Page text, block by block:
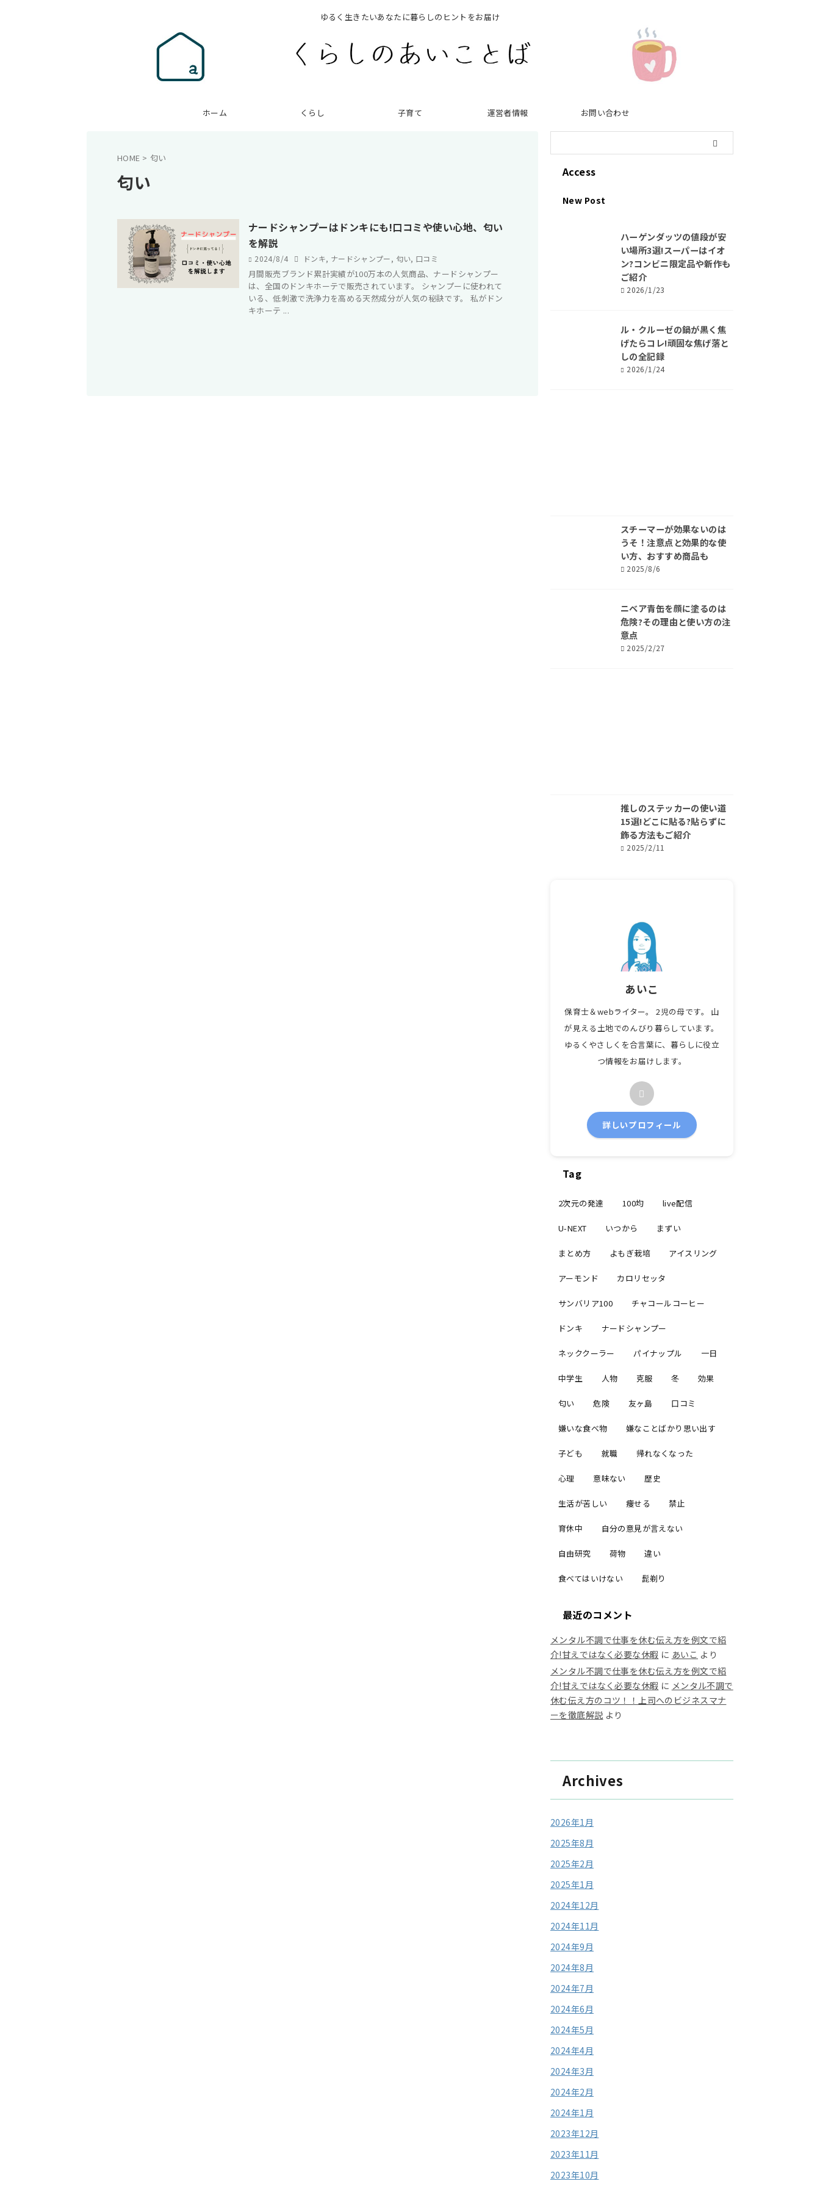
ゆるく生きたいあなたに暮らしのヒントをお届け
ホーム くらし 子育て 運営者情報 お問い合わせ
HOME > 匂い
匂い
ナードシャンプーはドンキにも!口コミや使い心地、匂い
を解説
2024/8/4 ドンキ, ナードシャンプー, 匂い, 口コミ
月間販売ブランド累計実績が100万本の人気商品、ナードシャンプー
は、全国のドンキホーテで販売されています。 シャンプーに使われて
いる、低刺激で洗浄力を高める天然成分が人気の秘訣です。 私がドン
キホーテ ...
Access
New Post
ハーゲンダッツの値段が安
い場所3選!スーパーはイオ
ン?コンビニ限定品や新作も
ご紹介
2026/1/23
ル・クルーゼの鍋が黒く焦
げたらコレ!頑固な焦げ落と
しの全記録
2026/1/24
スチーマーが効果ないのは
うそ！注意点と効果的な使
い方、おすすめ商品も
2025/8/6
ニベア青缶を顔に塗るのは
危険?その理由と使い方の注
意点
2025/2/27
推しのステッカーの使い道
15選!どこに貼る?貼らずに
飾る方法もご紹介
2025/2/11
あいこ
保育士＆webライター。 2児の母です。 山
が見える土地でのんびり暮らしています。
ゆるくやさしくを合言葉に、暮らしに役立
つ情報をお届けします。
詳しいプロフィール
Tag
2次元の発達 100均 live配信
U-NEXT いつから まずい
まとめ方 よもぎ栽培 アイスリング
アーモンド カロリセッタ
サンバリア100 チャコールコーヒー
ドンキ ナードシャンプー
ネッククーラー パイナップル 一日
中学生 人物 克服 冬 効果
匂い 危険 友ヶ島 口コミ
嫌いな食べ物 嫌なことばかり思い出す
子ども 就職 帰れなくなった
心理 意味ない 歴史
生活が苦しい 痩せる 禁止
育休中 自分の意見が言えない
自由研究 荷物 違い
食べてはいけない 髭剃り
最近のコメント
メンタル不調で仕事を休む伝え方を例文で紹
介!甘えではなく必要な休暇 に あいこ より
メンタル不調で仕事を休む伝え方を例文で紹
介!甘えではなく必要な休暇 に メンタル不調で
休む伝え方のコツ！！上司へのビジネスマナ
ーを徹底解説 より
Archives
2026年1月
2025年8月
2025年2月
2025年1月
2024年12月
2024年11月
2024年9月
2024年8月
2024年7月
2024年6月
2024年5月
2024年4月
2024年3月
2024年2月
2024年1月
2023年12月
2023年11月
2023年10月